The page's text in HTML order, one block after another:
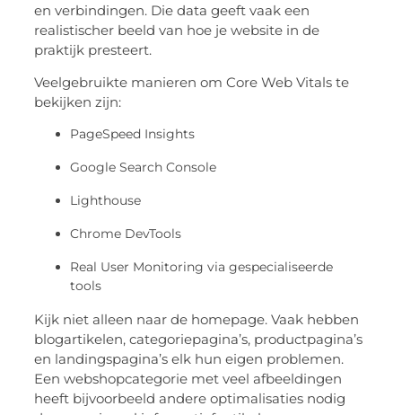
en verbindingen. Die data geeft vaak een
realistischer beeld van hoe je website in de
praktijk presteert.
Veelgebruikte manieren om Core Web Vitals te
bekijken zijn:
PageSpeed Insights
Google Search Console
Lighthouse
Chrome DevTools
Real User Monitoring via gespecialiseerde
tools
Kijk niet alleen naar de homepage. Vaak hebben
blogartikelen, categoriepagina’s, productpagina’s
en landingspagina’s elk hun eigen problemen.
Een webshopcategorie met veel afbeeldingen
heeft bijvoorbeeld andere optimalisaties nodig